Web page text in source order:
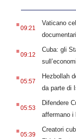
.09:21
Vaticano
.09:12
Cuba: gli
.05:57
Hezbollah
da parte di
.05:53
Difendere
affermano i
.05:39
Creatori